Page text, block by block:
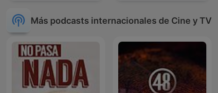
Más podcasts internacionales de Cine y TV